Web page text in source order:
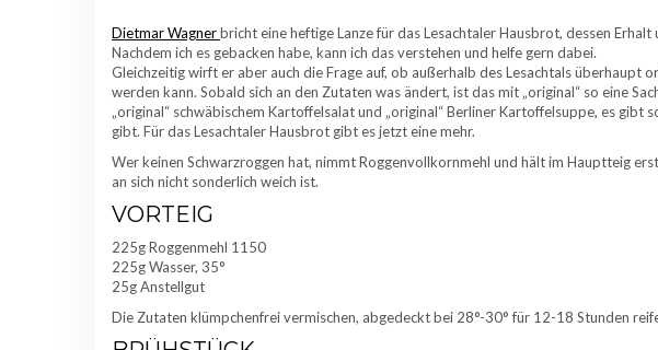
Dietmar Wagnerbricht eine heftige Lanze für das Lesachtaler Hausbrot, dessen
Nachdem ich es gebacken habe, kann ich das verstehen und helfe gern dabei.
Gleichzeitig wirft er aber auch die Frage auf, ob außerhalb des Lesachtals überhaupt
werden kann. Sobald sich an den Zutaten was ändert, ist das mit „original“ so eine
„original“ schwäbischem Kartoffelsalat und „original“ Berliner Kartoffelsuppe, es gibt
gibt. Für das Lesachtaler Hausbrot gibt es jetzt eine mehr.
Wer keinen Schwarzroggen hat, nimmt Roggenvollkornmehl und hält im Hauptteig
an sich nicht sonderlich weich ist.
VORTEIG
225g Roggenmehl 1150
225g Wasser, 35°
25g Anstellgut
Die Zutaten klümpchenfrei vermischen, abgedeckt bei 28°-30° für 12-18 Stunden